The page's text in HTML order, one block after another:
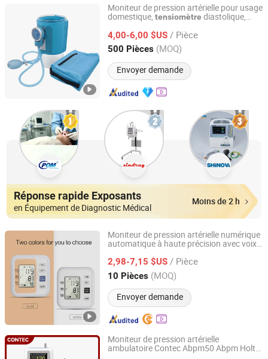
Moniteur de pression artérielle pour usage
domestique, tensiomètre diastolique,
moniteur de santé
4,00-6,00 $US / Pièce
500 Pièces (MOQ)
Envoyer demande
Wenzhou Caretek Medical Device Co.,Ltd
Zhejiang, China Depuis 2006
Réponse rapide Exposants
en Équipement de Diagnostic Médical
Moins de 2 h
Moniteur de pression artérielle numérique
automatique à haute précision avec voix
2,98-7,15 $US / Pièce
10 Pièces (MOQ)
Envoyer demande
Eiffel Medical Supplies Co., Ltd.
Guangdong, China Depuis 2015
Moniteur de pression artérielle
ambulatoire Contec Abpm50 Abpm Holter
Contec Medical Systems Co., Ltd.